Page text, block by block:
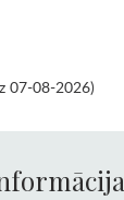
07-08-2026)